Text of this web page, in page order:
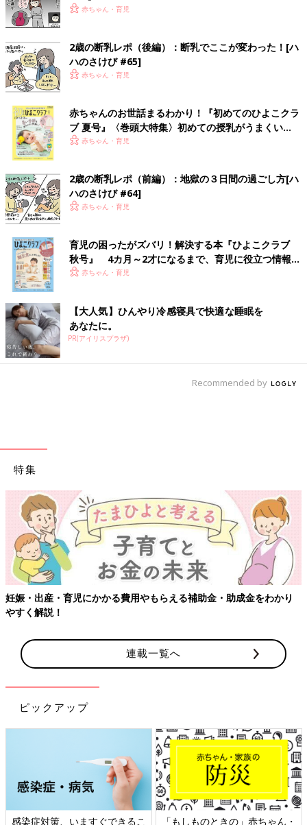
赤ちゃん・育児
2歳の断乳レポ（後編）：断乳でここが変わった！[ハ
ハのさけび #65]
赤ちゃん・育児
赤ちゃんのお世話まるわかり！『初めてのひよこクラ
ブ 夏号』〈巻頭大特集〉初めての授乳がうまくい
く！ おっぱい・ミルクの基本と夏のトラブル 解決テ
赤ちゃん・育児
2歳の断乳レポ（前編）：地獄の３日間の過ごし方[ハ
ハのさけび #64]
赤ちゃん・育児
育児の困ったがズバリ！解決する本『ひよこクラブ
秋号』 4カ月～2才になるまで、育児に役立つ情報が
いっぱい！
赤ちゃん・育児
【大人気】ひんやり冷感寝具で快適な睡眠を
あなたに。
PR(アイリスプラザ)
Recommended by
特集
妊娠・出産・育児にかかる費用やもらえる補助金・助成金をわかり
やすく解説！
連載一覧へ
ピックアップ
感染症対策、いますぐできるこ
「もしものときの」赤ちゃん・